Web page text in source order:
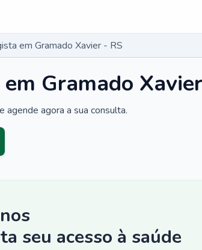
em Gramado Xavier - RS
Gramado
agora a sua consulta.
seu acesso à saúde